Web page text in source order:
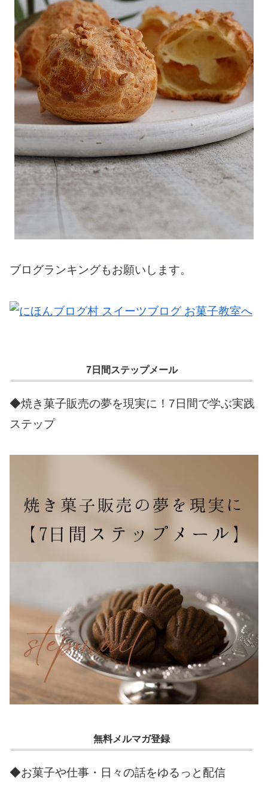
ブログランキングもお願いします。
7日間ステップメール
◆焼き菓子販売の夢を現実に！7日間で学ぶ実践
ステップ
無料メルマガ登録
◆お菓子や仕事・日々の話をゆるっと配信